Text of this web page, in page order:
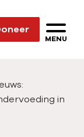
MENU
in